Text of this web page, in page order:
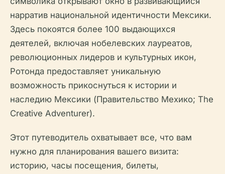
нарратив национальной идентичности Мексики.
Здесь покоятся более 100 выдающихся
деятелей, включая нобелевских лауреатов,
революционных лидеров и культурных икон,
Ротонда предоставляет уникальную
возможность прикоснуться к истории и
наследию Мексики (Правительство Мехико; The
Creative Adventurer).
Этот путеводитель охватывает все, что вам
нужно для планирования вашего визита:
историю, часы посещения, билеты,